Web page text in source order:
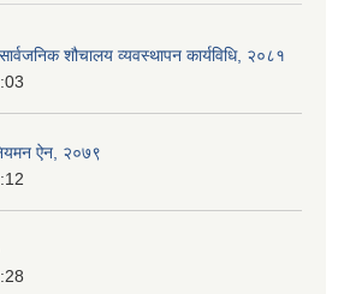
शौचालय व्यवस्थापन कार्यविधि, २०८१
ऐन, २०७९